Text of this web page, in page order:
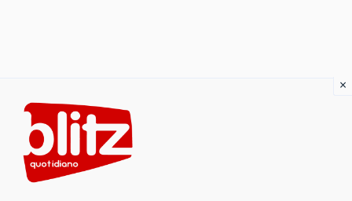
content
×